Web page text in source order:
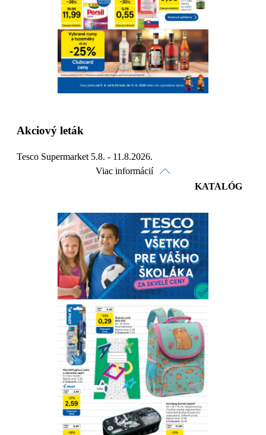
Detaily platnosti
Akciový leták
Tesco Supermarket 5.8. - 11.8.2026.
Viac informácií
Pozrieť online
Stiahnuť
Detaily platnosti
KATALÓG